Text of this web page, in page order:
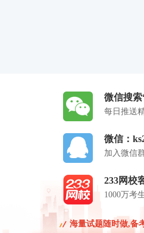
微信搜索
每日推送
微信：
加入微信
233网校
1000万考
海量试题随时做,备